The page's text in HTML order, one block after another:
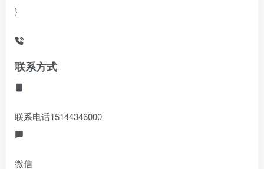
}
联系方式
联系电话15144346000
微信